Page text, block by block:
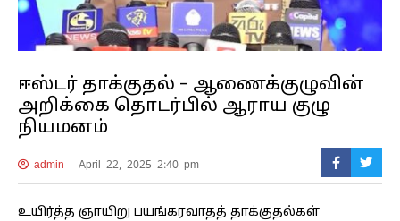
ஈஸ்டர் தாக்குதல் – ஆணைக்குழுவின்
அறிக்கை தொடர்பில் ஆராய குழு
நியமனம்
admin April 22, 2025 2:40 pm
உயிர்த்த ஞாயிறு பயங்கரவாதத் தாக்குதல்கள்